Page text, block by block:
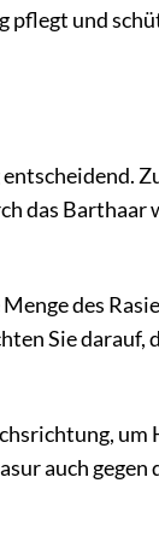
pflegt und
das
des
Sie
auch